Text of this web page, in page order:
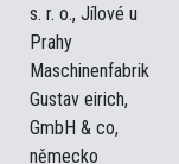
s. r. o., Jílové u
Prahy
Maschinenfabrik
Gustav eirich,
GmbH & co,
německo